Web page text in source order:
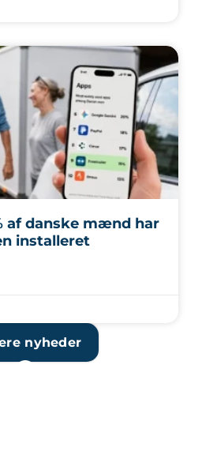
af danske mænd har
installeret
nyheder